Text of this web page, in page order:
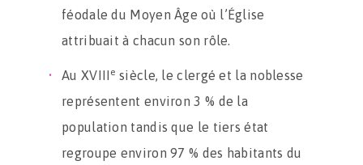
féodale du Moyen Âge où l’Église
attribuait à chacun son rôle.
Au XVIII e siècle, le clergé et la noblesse
représentent environ 3 % de la
population tandis que le tiers état
regroupe environ 97 % des habitants du